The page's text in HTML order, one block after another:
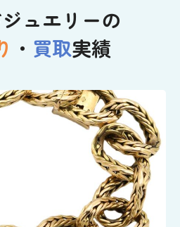
ュエリーの
・ 買取実績